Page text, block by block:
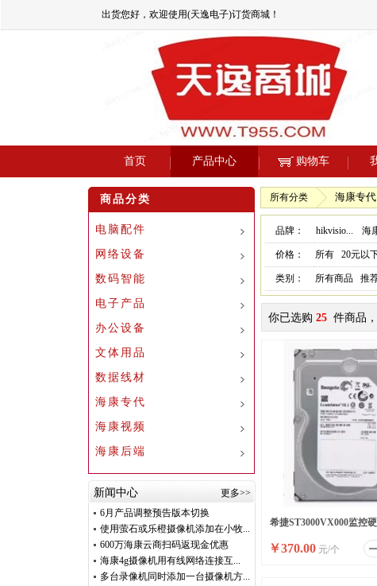
出货您好，欢迎使用(天逸电子)订货商城！
首页 产品中心 购物车
商品分类
电脑配件
网络设备
数码智能
电子产品
办公设备
文体用品
数据线材
海康专代
海康视频
海康后端
新闻中心
更多>>
6月产品调整预告版本切换
使用萤石或乐橙摄像机添加在小牧...
600万海康云商扫码返现金优惠
海康4g摄像机用有线网络连接互...
多台录像机同时添加一台摄像机方...
所有分类 海康专
品牌： hikvisio... 海
价格： 所有 20元以
类别： 所有商品 推
你已选购 25 件商品
希捷ST3000VX000监控
￥370.00 元/个